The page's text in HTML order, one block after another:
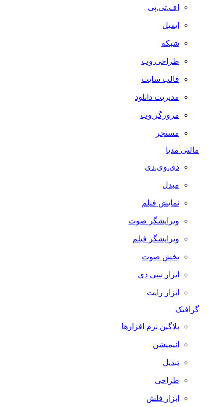
اف.تی.پی
ایمیل
شبکه
طراحی وب
قالب سایت
مدیریت دانلود
مرورگر وب
مسنجر
مالتی مدیا
دی.وی.دی
مبدل
نمایش فیلم
ویرایشگر صوت
ویرایشگر فیلم
پخش صوت
ابزار سی دی
ابزار رایت
گرافیک
پلاگین نرم افزارها
انیمیشن
تبدیل
طراحی
ابزار فلش